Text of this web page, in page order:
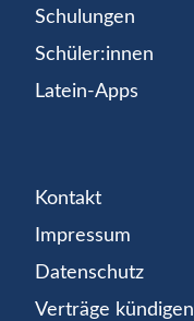
Schulungen
Schüler:innen
Latein-Apps
Kontakt
Impressum
Datenschutz
Verträge kündigen